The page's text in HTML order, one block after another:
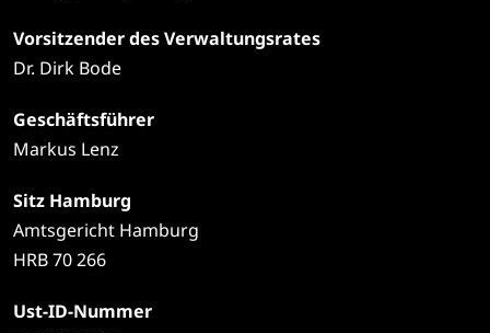
Vorsitzender des Verwaltungsrates
Dr. Dirk Bode
Geschäftsführer
Markus Lenz
Sitz Hamburg
Amtsgericht Hamburg
HRB 70 266
Ust-ID-Nummer